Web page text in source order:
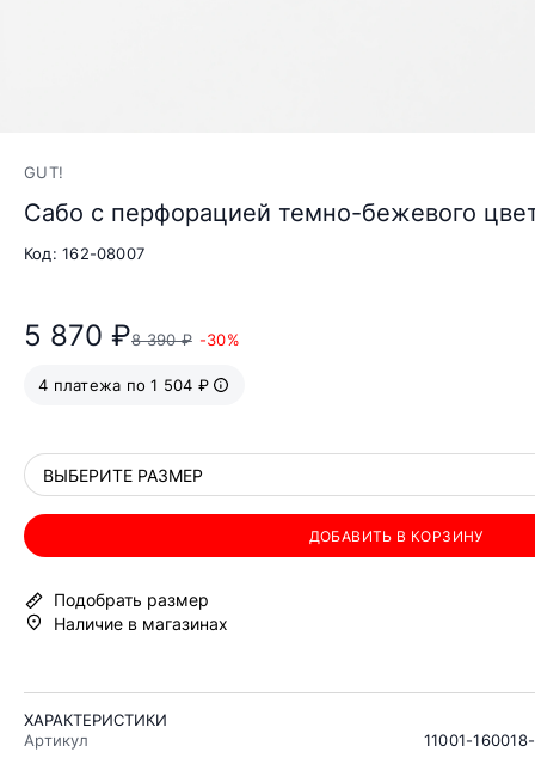
GUT!
Сабо с перфорацией темно-бежевого
Код: 162-08007
5 870 ₽8 390 ₽ -30%
4 платежа по 1 504 ₽
ВЫБЕРИТЕ РАЗМЕР
ДОБАВИТЬ В КОРЗИНУ
Подобрать размер
Наличие в магазинах
ХАРАКТЕРИСТИКИ
Артикул
11001-